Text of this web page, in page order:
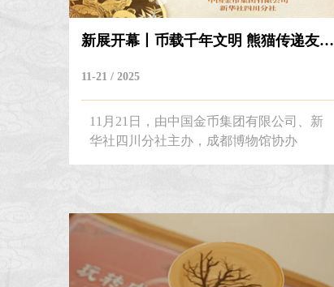
新展开幕丨币载千年文明 熊猫传递友谊——...
11-21 / 2025
11月21日，由中国金币集团有限公司、新
华社四川分社主办，成都博物馆协办
出。 作为2025全球熊猫伙伴大会重要配套
活动之一，本次展览以“币载千年文明，
熊猫传递友谊”为核心理念，创新融合中
华货币文明、熊猫文化与金融文化。以熊